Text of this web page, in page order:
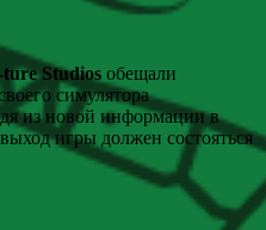
Studios обещали
симулятора
из новой информации в
игры должен состояться